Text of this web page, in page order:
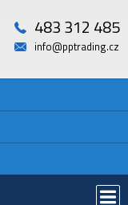
483 312 485
info@pptrading.cz